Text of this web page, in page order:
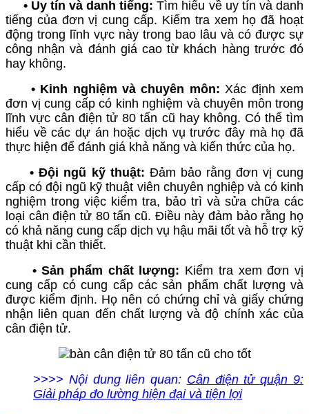
• Uy tín và danh tiếng: Tìm hiểu về uy tín và danh
tiếng của đơn vị cung cấp. Kiểm tra xem họ đã hoạt
động trong lĩnh vực này trong bao lâu và có được sự
công nhận và đánh giá cao từ khách hàng trước đó
hay không.
• Kinh nghiệm và chuyên môn: Xác định xem
đơn vị cung cấp có kinh nghiệm và chuyên môn trong
lĩnh vực cân điện tử 80 tấn cũ hay không. Có thể tìm
hiểu về các dự án hoặc dịch vụ trước đây mà họ đã
thực hiện để đánh giá khả năng và kiến thức của họ.
• Đội ngũ kỹ thuật: Đảm bảo rằng đơn vị cung
cấp có đội ngũ kỹ thuật viên chuyên nghiệp và có kinh
nghiệm trong việc kiểm tra, bảo trì và sửa chữa các
loại cân điện tử 80 tấn cũ. Điều này đảm bảo rằng họ
có khả năng cung cấp dịch vụ hậu mãi tốt và hỗ trợ kỹ
thuật khi cần thiết.
• Sản phẩm chất lượng: Kiểm tra xem đơn vị
cung cấp có cung cấp các sản phẩm chất lượng và
được kiểm định. Họ nên có chứng chỉ và giấy chứng
nhận liên quan đến chất lượng và độ chính xác của
cân điện tử.
>>>> Nội dung liên quan: Cân điện tử quận 9:
Giải pháp đo lường hiện đại và tiện lợi